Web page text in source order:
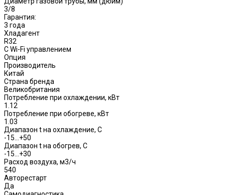
3/8
Гарантия:
3 года
Хладагент
R32
С Wi-Fi управлением
Опция
Производитель
Китай
Страна бренда
Великобритания
Потребление при охлаждении, кВт
1.12
Потребление при обогреве, кВт
1.03
Диапазон t на охлаждение, С
-15…+50
Диапазон t на обогрев, С
-15…+30
Расход воздуха, м3/ч
540
Авторестарт
Да